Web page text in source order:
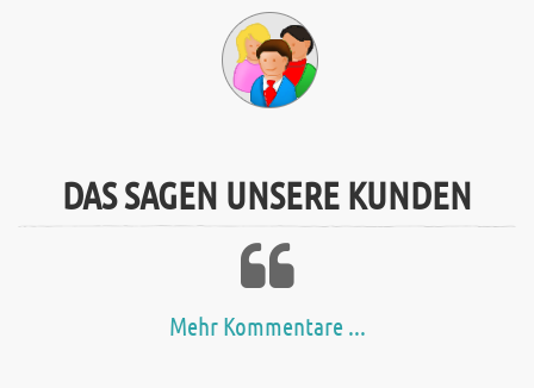
DAS SAGEN UNSERE KUNDEN
Mehr Kommentare ...